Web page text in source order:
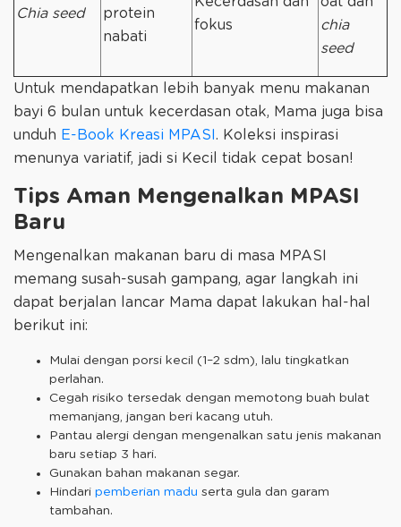
Chia seed
protein
nabati
fokus
chia
seed
Untuk mendapatkan lebih banyak menu makanan
bayi 6 bulan untuk kecerdasan otak, Mama juga bisa
unduh E-Book Kreasi MPASI . Koleksi inspirasi
menunya variatif, jadi si Kecil tidak cepat bosan!
Tips Aman Mengenalkan MPASI
Baru
Mengenalkan makanan baru di masa MPASI
memang susah-susah gampang, agar langkah ini
dapat berjalan lancar Mama dapat lakukan hal-hal
berikut ini:
Mulai dengan porsi kecil (1–2 sdm), lalu tingkatkan
perlahan.
Cegah risiko tersedak dengan memotong buah bulat
memanjang, jangan beri kacang utuh.
Pantau alergi dengan mengenalkan satu jenis makanan
baru setiap 3 hari.
Gunakan bahan makanan segar.
Hindari pemberian madu serta gula dan garam
tambahan.